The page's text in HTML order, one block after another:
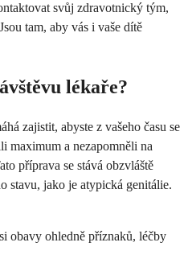
svůj zdravotnický tým,
tam, aby vás i vaše dítě
lékaře?
zajistit, abyste z vašeho času se
maximum a nezapomněli na
příprava se stává obzvláště
stavu, jako je atypická genitálie.
obavy ohledně příznaků, léčby